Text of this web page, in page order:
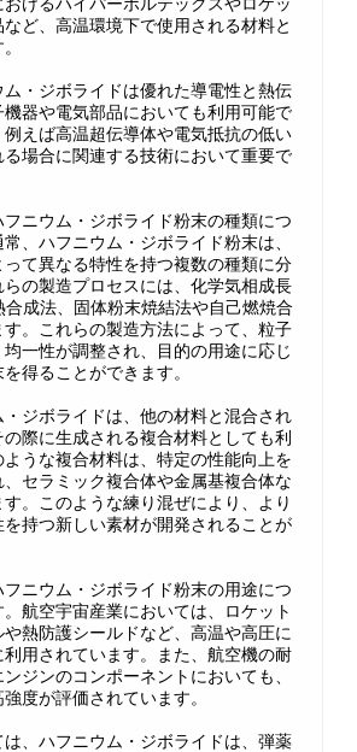
など、高温環境下で使用される材料と
・ジボライドは優れた導電性と熱伝
器や電気部品においても利用可能で
えば高温超伝導体や電気抵抗の低い
場合に関連する技術において重要で
ニウム・ジボライド粉末の種類につ
、ハフニウム・ジボライド粉末は、
て異なる特性を持つ複数の種類に分
の製造プロセスには、化学気相成長
合成法、固体粉末焼結法や自己燃焼合
。これらの製造方法によって、粒子
一性が調整され、目的の用途に応じ
得ることができます。
・ジボライドは、他の材料と混合され
際に生成される複合材料としても利
ような複合材料は、特定の性能向上を
、セラミック複合体や金属基複合体な
。このような練り混ぜにより、より
持つ新しい素材が開発されることが
ニウム・ジボライド粉末の用途につ
航空宇宙産業においては、ロケット
熱防護シールドなど、高温や高圧に
用されています。また、航空機の耐
ジンのコンポーネントにおいても、
度が評価されています。
、ハフニウム・ジボライドは、弾薬